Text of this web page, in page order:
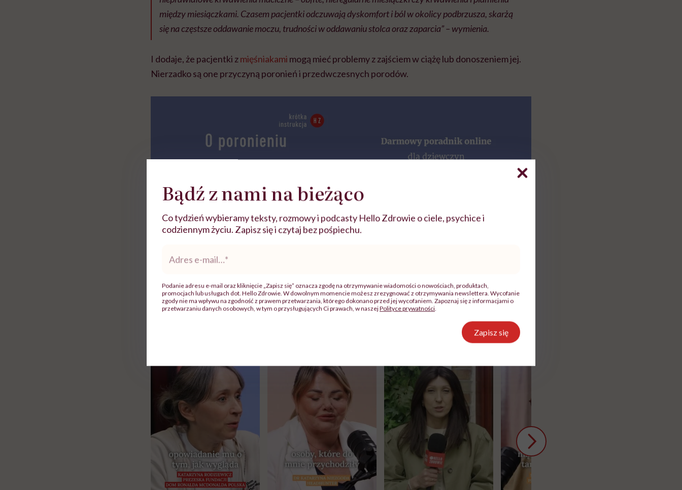
między miesiączkami. Czasem pacjentki odczuwają dyskomfort i ból w okolicy podbrzusza, skarżą
się na częstsze oddawanie moczu, trudności w oddawaniu stolca oraz zaparcia” – wymienia.
I dodaje, że pacjentki zmięśniakami mogą mieć problemy z zajściem w ciążę lub donoszeniem jej.
Nierzadko są one przyczyną poronień i przedwczesnych porodów.
Rolki
Bądź z nami na bieżąco
Co tydzień wybieramy teksty, rozmowy i podcasty Hello Zdrowie o ciele, psychice i
codziennym życiu. Zapisz się i czytaj bez pośpiechu.
mail*
Podanie adresu e-mail oraz kliknięcie „Zapisz się” oznacza zgodę na otrzymywanie wiadomości o nowościach, produktach,
promocjach lub usługach dot. Hello Zdrowie. W dowolnym momencie możesz zrezygnować z otrzymywania newslettera. Wycofanie
zgody nie ma wpływu na zgodność z prawem przetwarzania, którego dokonano przed jej wycofaniem. Zapoznaj się z informacjami o
przetwarzaniu danych osobowych, w tym o przysługujących Ci prawach, w naszejPolityce prywatności.
Zapisz się